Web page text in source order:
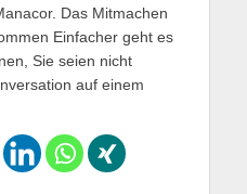
Das Mitmachen
Einfacher geht es
Sie seien nicht
auf einem